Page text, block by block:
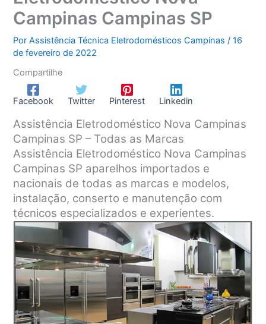
Campinas Campinas SP
PorAssistência Técnica Eletrodomésticos Campinas/16
de fevereiro de 2022
Compartilhe
Facebook Twitter Pinterest Linkedin
Assistência Eletrodoméstico Nova Campinas
Campinas SP – Todas as Marcas
Assistência Eletrodoméstico Nova Campinas
Campinas SP aparelhos importados e
nacionais de todas as marcas e modelos,
instalação, conserto e manutenção com
técnicos especializados e experientes.